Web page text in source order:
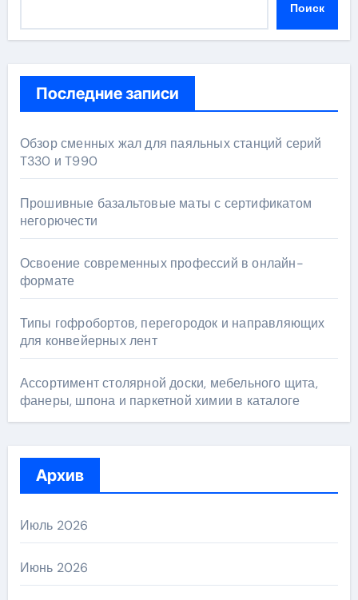
Поиск
Последние записи
Обзор сменных жал для паяльных станций серий
T330 и T990
Прошивные базальтовые маты с сертификатом
негорючести
Освоение современных профессий в онлайн-
формате
Типы гофробортов, перегородок и направляющих
для конвейерных лент
Ассортимент столярной доски, мебельного щита,
фанеры, шпона и паркетной химии в каталоге
Архив
Июль 2026
Июнь 2026